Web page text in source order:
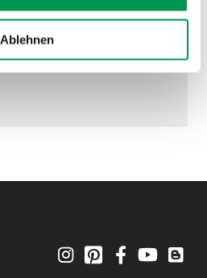
Ablehnen
InstagramPinterestFacebookYouTube